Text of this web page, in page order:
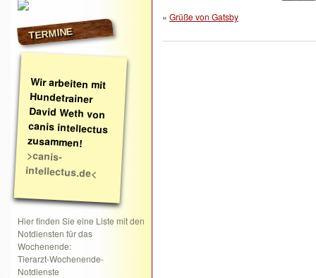
TERMINE
Wir arbeiten mit
Hundetrainer
David Weth von
canis intellectus
zusammen!
>canis-
intellectus.de<
Hier finden Sie eine Liste mit den
Notdiensten für das
Wochenende:
Tierarzt-Wochenende-
Notdienste
« Grüße von Gatsby